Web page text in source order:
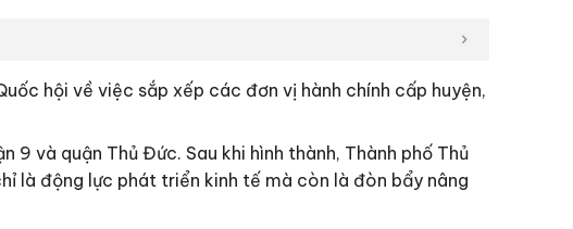
hội về việc sắp xếp các đơn vị hành chính cấp huyện,
9 và quận Thủ Đức. Sau khi hình thành, Thành phố Thủ
là động lực phát triển kinh tế mà còn là đòn bẩy nâng